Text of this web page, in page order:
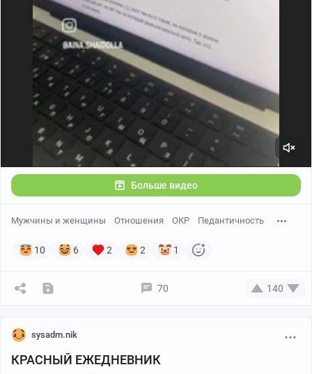
Больше видео
Мужчины и женщины Отношения ОКР Педантичность
10 6 2 2 1
70 140
sysadm.nik
КРАСНЫЙ ЕЖЕДНЕВНИК